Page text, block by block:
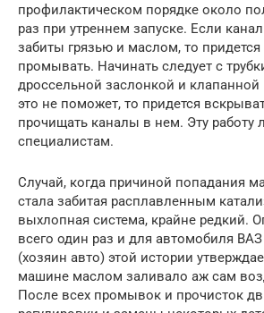
профилактическом порядке около
раз при утреннем запуске. Если
забиты грязью и маслом, то
промывать. Начинать следует с
дроссельной заслонкой и
это не поможет, то придется
прочищать каналы в нем. Эту работу
специалистам.
Случай, когда причиной попадания
стала забитая расплавленным
выхлопная система, крайне редкий.
всего один раз и для автомобиля
(хозяин авто) этой истории
машине маслом заливало аж сам
После всех промывок и прочисток